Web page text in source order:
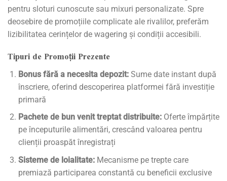
pentru sloturi cunoscute sau mixuri personalizate. Spre
deosebire de promoțiile complicate ale rivalilor, preferăm
lizibilitatea cerințelor de wagering și condiții accesibili.
Tipuri de Promoții Prezente
Bonus fără a necesita depozit:Sume date instant după
înscriere, oferind descoperirea platformei fără investiție
primară
Pachete de bun venit treptat distribuite:Oferte împărțite
pe începuturile alimentări, crescând valoarea pentru
clienții proaspăt înregistrați
Sisteme de loialitate:Mecanisme pe trepte care
premiază participarea constantă cu beneficii exclusive